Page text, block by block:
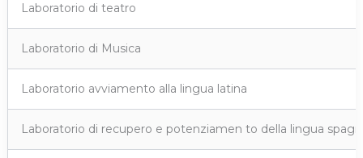
Laboratorio di teatro
Laboratorio di Musica
Laboratorio avviamento alla lingua latina
Laboratorio di recupero e potenziamen to della lingua